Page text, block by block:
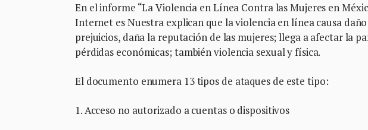
En el informe “La Violencia en Línea Contra las Mujeres en
Internet es Nuestra explican que la violencia en línea causa
prejuicios, daña la reputación de las mujeres; llega a afectar la
pérdidas económicas; también violencia sexual y física.
El documento enumera 13 tipos de ataques de este tipo:
1. Acceso no autorizado a cuentas o dispositivos